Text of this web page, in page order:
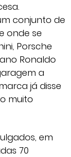
conjunto de
onde se
Porsche
Ronaldo
a
já disse
muito
em
70